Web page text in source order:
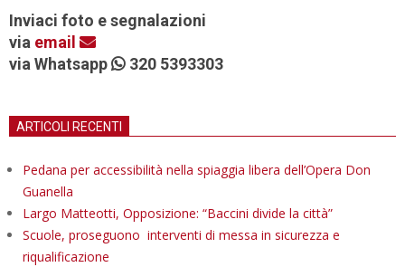
Inviaci foto e segnalazioni
via email
via Whatsapp
320 5393303
ARTICOLI RECENTI
Pedana per accessibilità nella spiaggia libera dell’Opera Don
Guanella
Largo Matteotti, Opposizione: “Baccini divide la città”
Scuole, proseguono interventi di messa in sicurezza e
riqualificazione